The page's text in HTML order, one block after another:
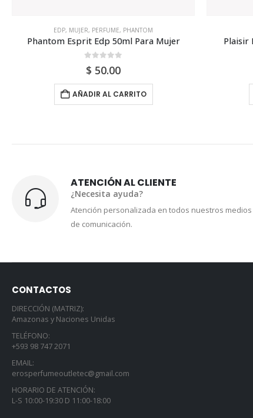
EDT ,MUJER ,PERFUME ,PLAISIR
Plaisir Eau Fraiche 100ml Para Mujer
$ 80.00
AÑADIR AL CARRITO
ATENCIÓN AL CLIENTE
¿Necesita ayuda?
Atención personalizada en todos nuestros medios
de comunicación.
CONTACTOS
DIRECCIÓN (MATRIZ):
Amazonas y Naciones Unidas
TELÉFONO:
+593 98 747 2071
EMAIL:
erosperfumeoutletec@gmail.com
HORARIO DE ATENCIÓN:
L-S 10:00-19:30 D 11:00-18:00